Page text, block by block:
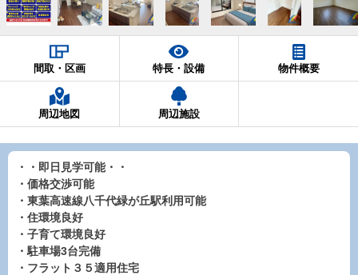
間取・区画 特長・設備 物件概要
周辺地図 周辺施設
・・即日見学可能・・
・価格交渉可能
・東葉高速線八千代緑が丘駅利用可能
・住環境良好
・子育て環境良好
・駐車場3台完備
・フラット３５適用住宅